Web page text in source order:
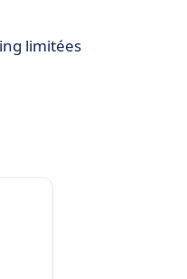
pensés pour
et faire croître la
formateurs et
de Kit valorise la
limitées